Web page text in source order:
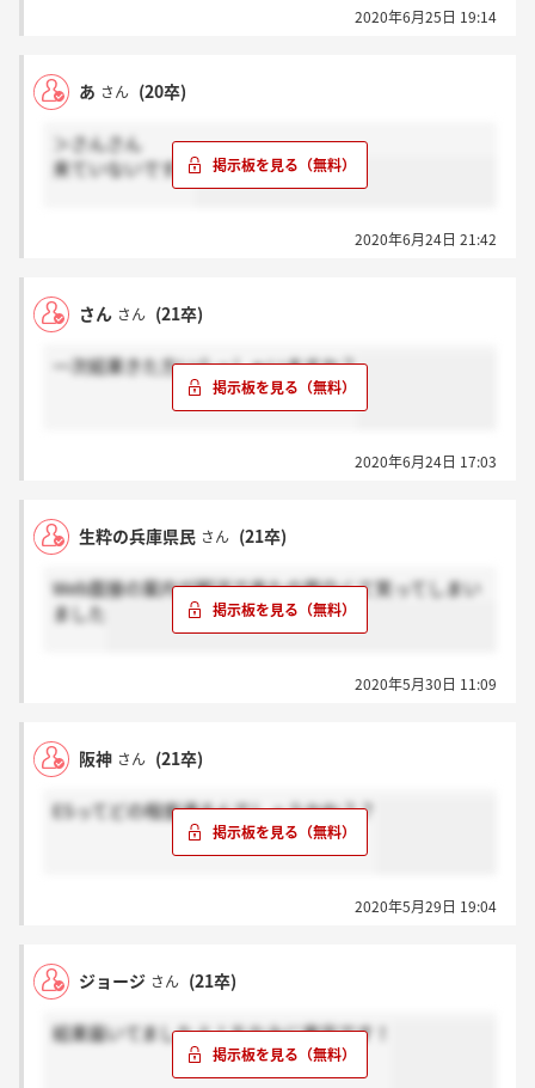
2020年6月25日 19:14
あ さん (20卒)
＞さんさん
来ていないです。
2020年6月24日 21:42
さん さん (21卒)
一次結果きた方いらっしゃいますか？
2020年6月24日 17:03
生粋の兵庫県民 さん (21卒)
Web面接の案内が郵送で来たの面白くて笑ってしまい
ました
2020年5月30日 11:09
阪神 さん (21卒)
ESってどの程度通るんでしょうかね？？
2020年5月29日 19:04
ジョージ さん (21卒)
結果届いてましたよ！ちなみに東京です！